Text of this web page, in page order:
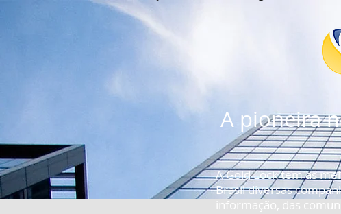
A pioneira
A Gold Lock tem as
Brasil diversas
informação, das